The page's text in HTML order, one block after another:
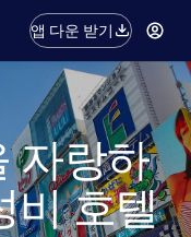
앱 다운 받기
자랑하
비 호텔